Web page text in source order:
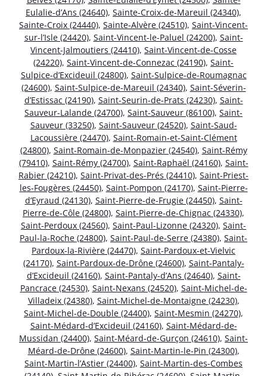
Eulalie-d’Ans (24640), Sainte-Croix-de-Mareuil (24340),
Sainte-Croix (24440), Sainte-Alvère (24510), Saint-Vincent-
sur-l’Isle (24420), Saint-Vincent-le-Paluel (24200), Saint-
Vincent-Jalmoutiers (24410), Saint-Vincent-de-Cosse
(24220), Saint-Vincent-de-Connezac (24190), Saint-
Sulpice-d’Excideuil (24800), Saint-Sulpice-de-Roumagnac
(24600), Saint-Sulpice-de-Mareuil (24340), Saint-Séverin-
d’Estissac (24190), Saint-Seurin-de-Prats (24230), Saint-
Sauveur-Lalande (24700), Saint-Sauveur (86100), Saint-
Sauveur (33250), Saint-Sauveur (24520), Saint-Saud-
Lacoussière (24470), Saint-Romain-et-Saint-Clément
(24800), Saint-Romain-de-Monpazier (24540), Saint-Rémy
(79410), Saint-Rémy (24700), Saint-Raphaël (24160), Saint-
Rabier (24210), Saint-Privat-des-Prés (24410), Saint-Priest-
les-Fougères (24450), Saint-Pompon (24170), Saint-Pierre-
d’Eyraud (24130), Saint-Pierre-de-Frugie (24450), Saint-
Pierre-de-Côle (24800), Saint-Pierre-de-Chignac (24330),
Saint-Perdoux (24560), Saint-Paul-Lizonne (24320), Saint-
Paul-la-Roche (24800), Saint-Paul-de-Serre (24380), Saint-
Pardoux-la-Rivière (24470), Saint-Pardoux-et-Vielvic
(24170), Saint-Pardoux-de-Drône (24600), Saint-Pantaly-
d’Excideuil (24160), Saint-Pantaly-d’Ans (24640), Saint-
Pancrace (24530), Saint-Nexans (24520), Saint-Michel-de-
Villadeix (24380), Saint-Michel-de-Montaigne (24230),
Saint-Michel-de-Double (24400), Saint-Mesmin (24270),
Saint-Médard-d’Excideuil (24160), Saint-Médard-de-
Mussidan (24400), Saint-Méard-de-Gurçon (24610), Saint-
Méard-de-Drône (24600), Saint-Martin-le-Pin (24300),
Saint-Martin-l’Astier (24400), Saint-Martin-des-Combes